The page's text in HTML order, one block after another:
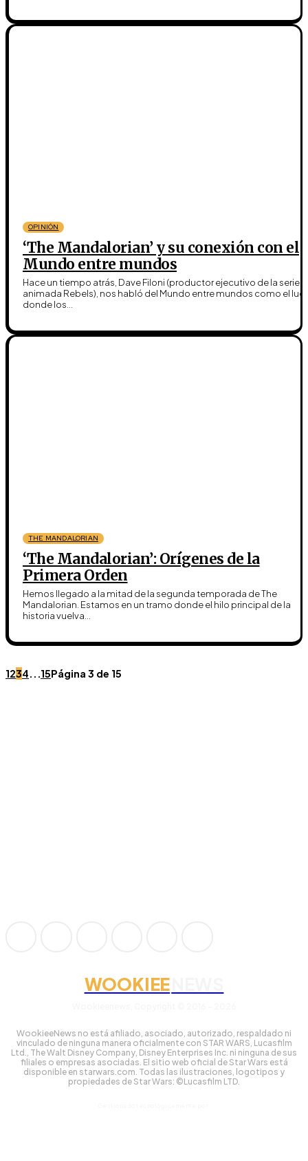
OPINIÓN
‘The Mandalorian’ y su conexión con el
Mundo entre mundos
Hace un tiempo atrás, Dave Filoni (productor ejecutivo de la serie
animada Rebels), nos habló del Mundo entre mundos como el
donde los...
THE MANDALORIAN
‘The Mandalorian’: Orígenes de la
Primera Orden
Hemos llegado a la mitad de la segunda temporada de The
Mandalorian. Estamos en un tramo donde el hilo principal de la
historia vuelva...
1234 15Página 3 de 15
WOOKIEE
WookieeNews no está afiliado, asociado, autorizado, respaldado ni
vinculado de ninguna manera oficialmente con STAR WARS, Lucasfilm
Ltd., The Walt Disney Company, Disney Enterprises Inc. ni ninguna de sus
filiales o empresas asociadas. El sitio web oficial de Star Wars está
disponible en starwars.com. Todas las ilustraciones, logotipos y
propiedades de Star Wars: ©Lucasfilm LTD.